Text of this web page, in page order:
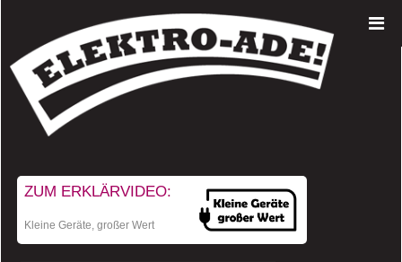
ZUM ERKLÄRVIDEO:
Kleine Geräte, großer Wert